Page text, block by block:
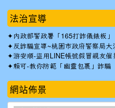
法治宣導
✦ 內政部警政署「165打詐儀錶板」
✦反詐騙宣導~桃園市政府警察局
✦游安順-盜用LINE帳號假冒親友催
✦賴可-教你防範「幽靈包裹」詐騙
網站佈景